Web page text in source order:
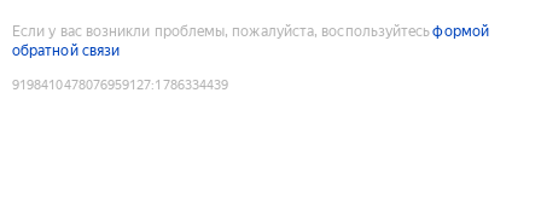
Если у вас возникли проблемы, пожалуйста, воспользуйтесьформой
обратной связи
9198410478076959127:1786334439